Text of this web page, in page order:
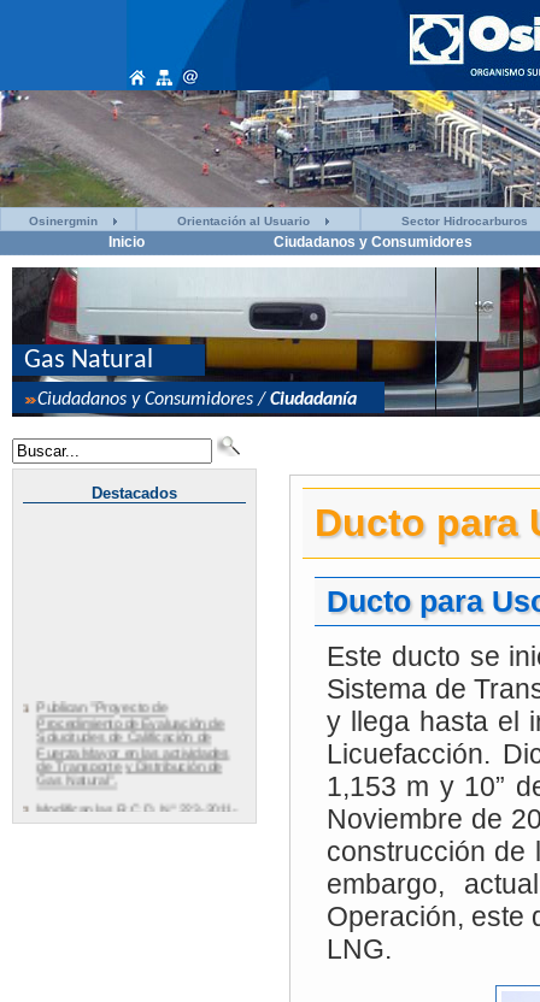
Osinergmin Orientación al Usuario Sector Hidrocarburos
Inicio Ciudadanos y Consumidores